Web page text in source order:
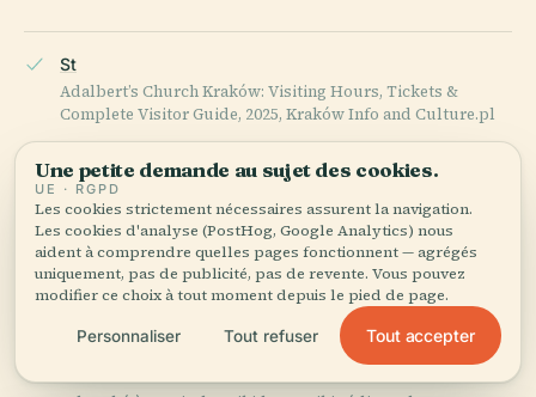
St
Adalbert’s Church Kraków: Visiting Hours, Tickets &
Complete Visitor Guide, 2025, Kraków Info and Culture.pl
Archaeological Museum Kraków Official Website, 2025
Wikipedia — Church of St. Adalbert, Kraków
Une petite demande au sujet des cookies.
UE · RGPD
Les cookies strictement nécessaires assurent la navigation.
Les cookies d'analyse (PostHog, Google Analytics) nous
aident à comprendre quelles pages fonctionnent — agrégés
uniquement, pas de publicité, pas de revente. Vous pouvez
modifier ce choix à tout moment depuis le pied de page.
Personnaliser Tout refuser Tout accepter